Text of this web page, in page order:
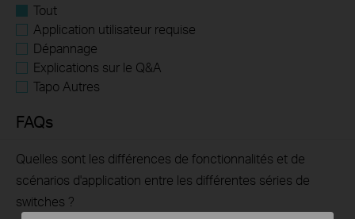
Tout
Application utilisateur requise
Dépannage
Explications sur le Q&A
Tapo Autres
FAQs
Quelles sont les différences de fonctionnalités et de
scénarios d'application entre les différentes séries de
switches ?